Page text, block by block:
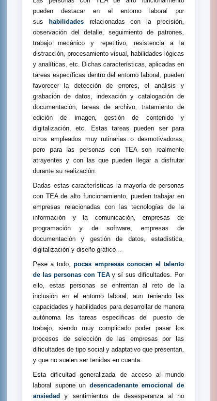
pueden destacar en el entorno laboral por
sus habilidadesrelacionadas con la precisión,
observación del detalle, seguimiento de patrones,
trabajo mecánico y repetitivo, resistencia a la
distracción, procesamiento visual, habilidades lógicas
y analíticas, etc. Dichas características, aplicadas en
tareas específicas dentro del entorno laboral, pueden
favorecer la detección de errores, el análisis y
grabación de datos, indexación y catalogación de
documentación, tareas de archivo, tratamiento de
edición de imagen, gestión de contenido y
digitalización, etc. Estas tareas pueden ser para
otros empleados muy rutinarias o desmotivadoras,
pero para las personas con TEA son realmente
atrayentes y con las que pueden llegar a disfrutar
durante su realización.
Dadas estas características la mayoría de personas
con TEA de alto funcionamiento, pueden trabajar en
empresas relacionadas con las tecnologías de la
información y la comunicación, empresas de
programación y de software, empresas de
documentación y gestión de datos, estadística,
digitalización y diseño gráfico…
Pese a todo,pocas empresas conocen el talento
de las personas con TEAy sí sus dificultades. Por
ello, estas personas se enfrentan al reto de la
inclusión en el entorno laboral, aun teniendo las
capacidades y habilidades para desarrollar de manera
autónoma las tareas específicas del puesto de
trabajo, siendo muy complicado poder pasar los
procesos de selección de las empresas por las
dificultades de tipo social y adaptativo que presentan,
y que no suelen ser tenidas en cuenta.
Esta dificultad generalizada de acceso al mundo
laboral supone un desencadenante emocional de
ansiedady sentimientos de desesperanza al no